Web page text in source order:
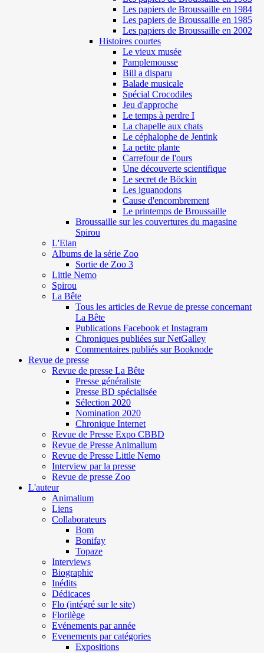
Les papiers de Broussaille en 1984
Les papiers de Broussaille en 1985
Les papiers de Broussaille en 2002
Histoires courtes
Le vieux musée
Pamplemousse
Bill a disparu
Balade musicale
Spécial Crocodiles
Jeu d'approche
Le temps à perdre I
La chapelle aux chats
Le céphalophe de Jentink
La petite plante
Carrefour de l'ours
Une découverte scientifique
Le secret de Böckin
Les iguanodons
Cause d'encombrement
Le printemps de Broussaille
Broussaille sur les couvertures du magasine
Spirou
L'Elan
Albums de la série Zoo
Sortie de Zoo 3
Little Nemo
Spirou
La Bête
Tous les articles de Revue de presse concernant
La Bête
Publications Facebook et Instagram
Chroniques publiées sur NetGalley
Commentaires publiés sur Booknode
Revue de presse
Revue de presse La Bête
Presse généraliste
Presse BD spécialisée
Sélection 2020
Nomination 2020
Chronique Internet
Revue de Presse Expo CBBD
Revue de Presse Animalium
Revue de Presse Little Nemo
Interview par la presse
Revue de presse Zoo
L'auteur
Animalium
Liens
Collaborateurs
Bom
Bonifay
Topaze
Interviews
Biographie
Inédits
Dédicaces
Flo (intégré sur le site)
Florilège
Evénements par année
Evenements par catégories
Expositions